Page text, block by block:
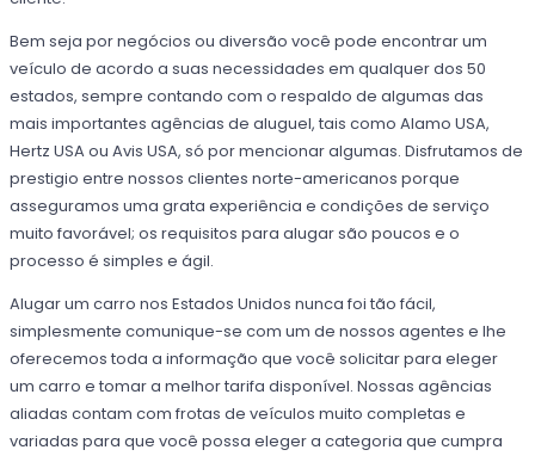
Bem seja por negócios ou diversão você pode encontrar um
veículo de acordo a suas necessidades em qualquer dos 50
estados, sempre contando com o respaldo de algumas das
mais importantes agências de aluguel, tais como Alamo USA,
Hertz USA ou Avis USA, só por mencionar algumas. Disfrutamos de
prestigio entre nossos clientes norte-americanos porque
asseguramos uma grata experiência e condições de serviço
muito favorável; os requisitos para alugar são poucos e o
processo é simples e ágil.
Alugar um carro nos Estados Unidos nunca foi tão fácil,
simplesmente comunique-se com um de nossos agentes e lhe
oferecemos toda a informação que você solicitar para eleger
um carro e tomar a melhor tarifa disponível. Nossas agências
aliadas contam com frotas de veículos muito completas e
variadas para que você possa eleger a categoria que cumpra